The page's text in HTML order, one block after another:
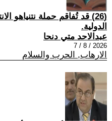
(26) قد تُفاقم حملة نتنياهو
الدولية.
عبدالاحد متي دنحا
2026 / 8 / 7
الارهاب, الحرب والسلام